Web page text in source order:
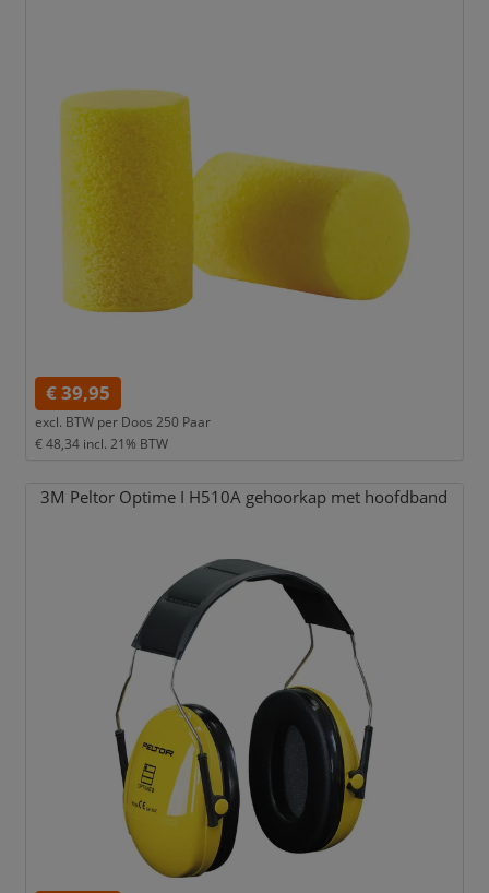
€ 39,95
excl. BTW per Doos 250 Paar
€ 48,34 incl. 21% BTW
3M Peltor Optime I H510A gehoorkap met hoofdband